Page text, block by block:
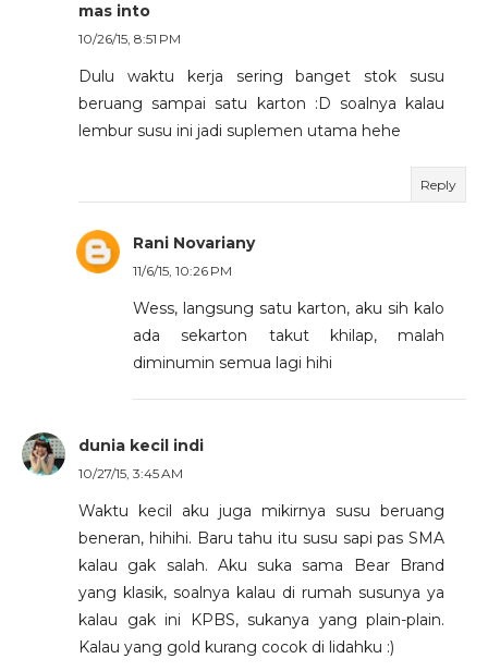
mas into
10/26/15, 8:51 PM
Dulu waktu kerja sering banget stok susu
beruang sampai satu karton :D soalnya kalau
lembur susu ini jadi suplemen utama hehe
Reply
Rani Novariany
11/6/15, 10:26 PM
Wess, langsung satu karton, aku sih kalo
ada sekarton takut khilap, malah
diminumin semua lagi hihi
dunia kecil indi
10/27/15, 3:45 AM
Waktu kecil aku juga mikirnya susu beruang
beneran, hihihi. Baru tahu itu susu sapi pas SMA
kalau gak salah. Aku suka sama Bear Brand
yang klasik, soalnya kalau di rumah susunya ya
kalau gak ini KPBS, sukanya yang plain-plain.
Kalau yang gold kurang cocok di lidahku :)